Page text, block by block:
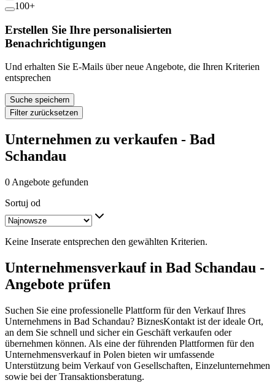
100+
Erstellen Sie Ihre personalisierten
Benachrichtigungen
Und erhalten Sie E-Mails über neue Angebote, die Ihren Kriterien
entsprechen
Suche speichern
Filter zurücksetzen
Unternehmen zu verkaufen - Bad
Schandau
0 Angebote gefunden
Sortuj od
Keine Inserate entsprechen den gewählten Kriterien.
Unternehmensverkauf in Bad Schandau -
Angebote prüfen
Suchen Sie eine professionelle Plattform für den Verkauf Ihres
Unternehmens in Bad Schandau? BiznesKontakt ist der ideale Ort,
an dem Sie schnell und sicher ein Geschäft verkaufen oder
übernehmen können. Als eine der führenden Plattformen für den
Unternehmensverkauf in Polen bieten wir umfassende
Unterstützung beim Verkauf von Gesellschaften, Einzelunternehmen
sowie bei der Transaktionsberatung.